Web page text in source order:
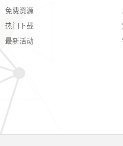
免费资源
热门下载
最新活动